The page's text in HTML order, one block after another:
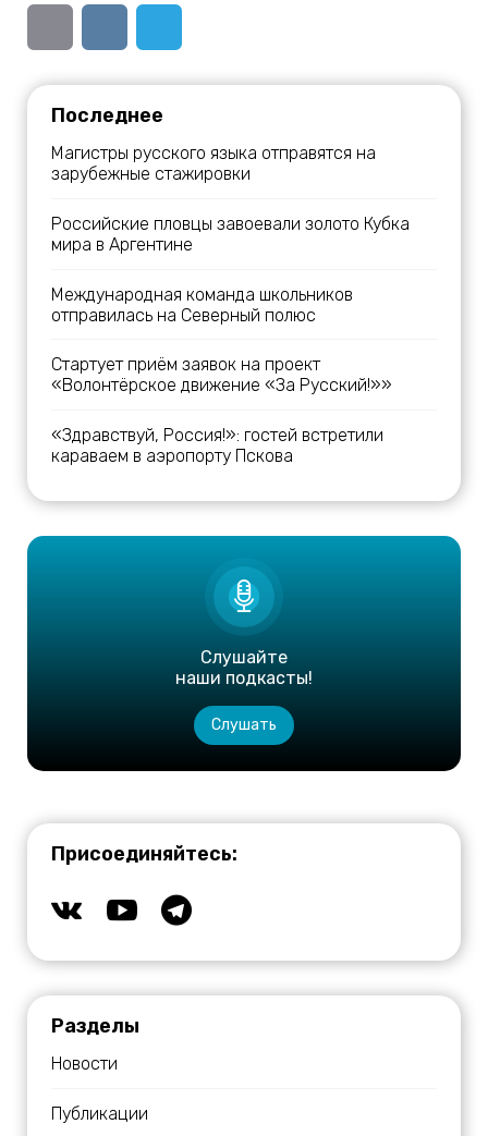
Последнее
Магистры русского языка отправятся на
зарубежные стажировки
Российские пловцы завоевали золото Кубка
мира в Аргентине
Международная команда школьников
отправилась на Северный полюс
Стартует приём заявок на проект
«Волонтёрское движение «За Русский!»»
«Здравствуй, Россия!»: гостей встретили
караваем в аэропорту Пскова
Слушайте
наши подкасты!
Слушать
Присоединяйтесь:
Разделы
Новости
Публикации